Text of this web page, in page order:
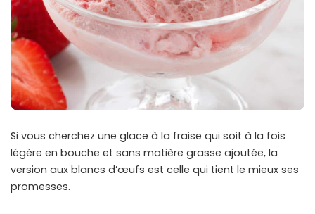
Si vous cherchez une glace à la fraise qui soit à la fois
légère en bouche et sans matière grasse ajoutée, la
version aux blancs d’œufs est celle qui tient le mieux ses
promesses.